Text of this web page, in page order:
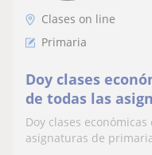
Clases on line
Primaria
Doy clases
de todas las
Doy clases
asignaturas de